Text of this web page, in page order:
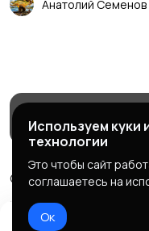
Анатолий Семенов
Магазины
© 2026 МаркетБейтс
Правила сервиса
Используем куки
технологии
Это чтобы сайт
соглашаетесь на
Ок